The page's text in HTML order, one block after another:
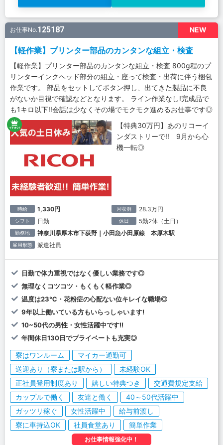
NEW
お仕事No.125187
【軽作業】プリンター部品のカンタンな組立・検査
【軽作業】プリンター部品のカンタンな組立・検査 800g程のプ
リンターインクヘッド部分の組立・座って検査・出荷に伴う梱包
作業です。 部品をセットしてボタン押し、出てきた製品に不良
がないか目視で確認などとなります。 ライン作業なし!完成品で
も1キロ以下!!会話は少なくその場でモクモク進めるお仕事です◎
【特典30万円】あのリコーイ
ンダストリーで!! 9月から心
機一転◎
時給 1,330円 月収例 28.3万円
シフト 日勤 休日 5勤2休（土日）
勤務地 神奈川県厚木市下荻野｜小田急小田原線 本厚木駅
雇用形態 派遣社員
日勤で体力重視ではなく優しい業務です◎
無理なくコツコツ・もくもく軽作業◎
温度は23℃・花粉症の心配ない位キレイな職場◎
9年以上働いている方もいらっしゃいます!
10~50代の男性・女性活躍中です!!
年間休日130日でプライベートも充実◎
寮はワンルーム
マイカー通勤可
送迎あり（寮または駅から）
未経験OK
正社員登用制度あり
嬉しい特典つき
交通費規定支給
カップルで働く
友達と働く
40～50代活躍中
ガッツリ稼ぐ
女性活躍中
給与前渡し
寮に車持込OK
社員食堂あり 簡単作業
お仕事情報強化中！